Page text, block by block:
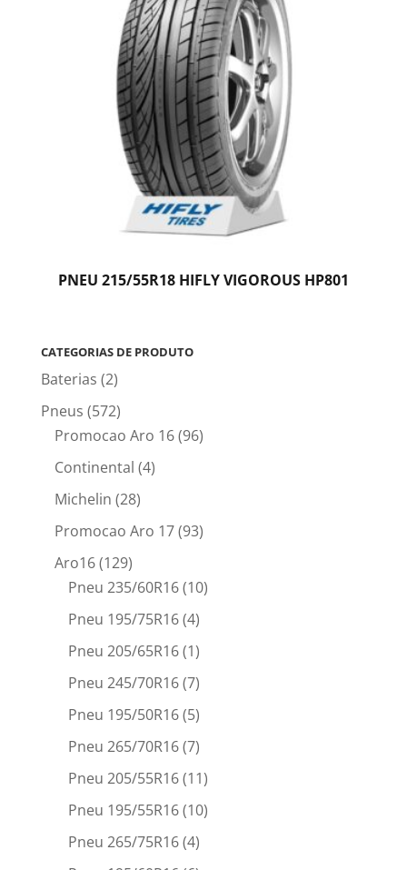
PNEU 215/55R18 HIFLY VIGOROUS HP801
CATEGORIAS DE PRODUTO
Baterias (2)
Pneus (572)
Promocao Aro 16(96)
Continental (4)
Michelin (28)
Promocao Aro 17(93)
Aro16(129)
Pneu 235/60R16(10)
Pneu 195/75R16(4)
Pneu 205/65R16(1)
Pneu 245/70R16(7)
Pneu 195/50R16(5)
Pneu 265/70R16(7)
Pneu 205/55R16(11)
Pneu 195/55R16(10)
Pneu 265/75R16(4)